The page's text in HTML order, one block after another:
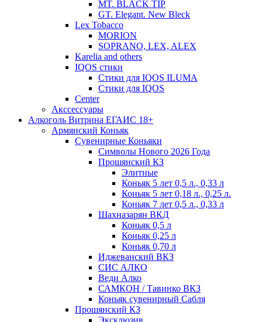
MT. BLACK TIP
GT. Elegant. New Bleck
Lex Tobacco
MORION
SOPRANO, LEX, ALEX
Karelia and others
IQOS стики
Стики для IQOS ILUMA
Стики для IQOS
Сenter
Акссессуары
Алкоголь Витрина ЕГАИС 18+
Армянский Коньяк
Сувенирные Коньяки
Символы Нового 2026 Года
Прошянский КЗ
Элитные
Коньяк 5 лет 0,5 л., 0,33 л
Коньяк 5 лет 0,18 л., 0,25 л.
Коньяк 7 лет 0,5 л., 0,33 л
Шахназарян ВКД
Коньяк 0,5 л
Коньяк 0,25 л
Коньяк 0,70 л
Иджеванский ВКЗ
СИС АЛКО
Веди Алко
САМКОН / Тавинко ВКЗ
Коньяк сувенирный Сабля
Прошянский КЗ
Эксклюзив